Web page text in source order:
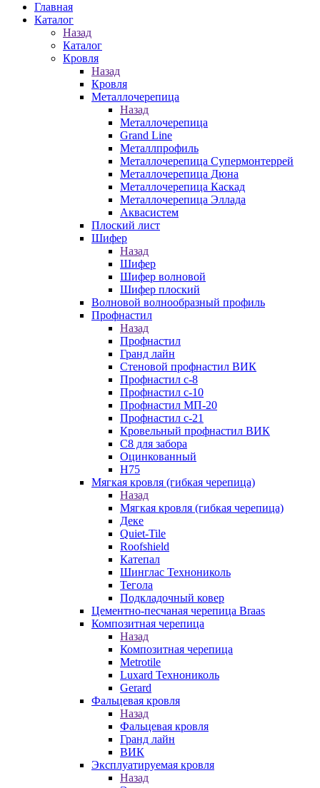
Главная
Каталог
Назад
Каталог
Кровля
Назад
Кровля
Металлочерепица
Назад
Металлочерепица
Grand Line
Металлпрофиль
Металлочерепица Супермонтеррей
Металлочерепица Дюна
Металлочерепица Каскад
Металлочерепица Эллада
Аквасистем
Плоский лист
Шифер
Назад
Шифер
Шифер волновой
Шифер плоский
Волновой волнообразный профиль
Профнастил
Назад
Профнастил
Гранд лайн
Стеновой профнастил ВИК
Профнастил с-8
Профнастил с-10
Профнастил МП-20
Профнастил с-21
Кровельный профнастил ВИК
С8 для забора
Оцинкованный
Н75
Мягкая кровля (гибкая черепица)
Назад
Мягкая кровля (гибкая черепица)
Деке
Quiet-Tile
Roofshield
Катепал
Шинглас Технониколь
Тегола
Подкладочный ковер
Цементно-песчаная черепица Braas
Композитная черепица
Назад
Композитная черепица
Metrotile
Luxard Технониколь
Gerard
Фальцевая кровля
Назад
Фальцевая кровля
Гранд лайн
ВИК
Эксплуатируемая кровля
Назад